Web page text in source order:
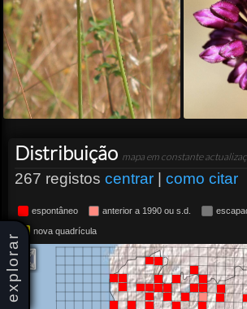
explorar
Distribuição mapa em constante
267 registos centrar | como citar
espontâneo anterior a 1990 ou s.d.
nova quadrícula